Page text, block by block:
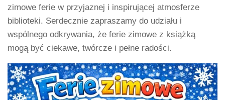
zimowe ferie w przyjaznej i inspirującej atmosferze
biblioteki. Serdecznie zapraszamy do udziału i
wspólnego odkrywania, że ferie zimowe z książką
mogą być ciekawe, twórcze i pełne radości.